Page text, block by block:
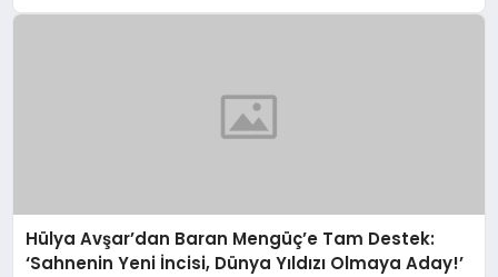
Hülya Avşar’dan Baran Mengüç’e Tam Destek:
‘Sahnenin Yeni İncisi, Dünya Yıldızı Olmaya Aday!’